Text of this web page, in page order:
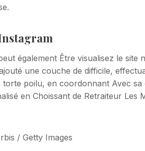
également Être visualisez le site
une couche de difficile,
torte poilu, en coordonnant Avec sa
en Choissant de Retraiteur
/ Getty Images